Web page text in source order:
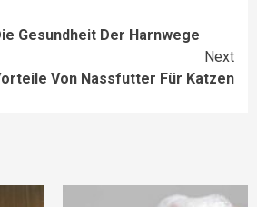
Gesundheit Der Harnwege
Next
Von Nassfutter Für Katzen